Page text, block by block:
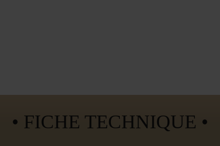
• FICHE TECHNIQUE •